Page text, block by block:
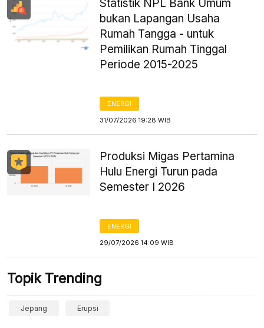
Statistik NPL Bank Umum
bukan Lapangan Usaha
Rumah Tangga - untuk
Pemilikan Rumah Tinggal
Periode 2015-2025
ENERGI
31/07/2026 19:28 WIB
Produksi Migas Pertamina
Hulu Energi Turun pada
Semester I 2026
ENERGI
29/07/2026 14:09 WIB
Topik Trending
Jepang Erupsi